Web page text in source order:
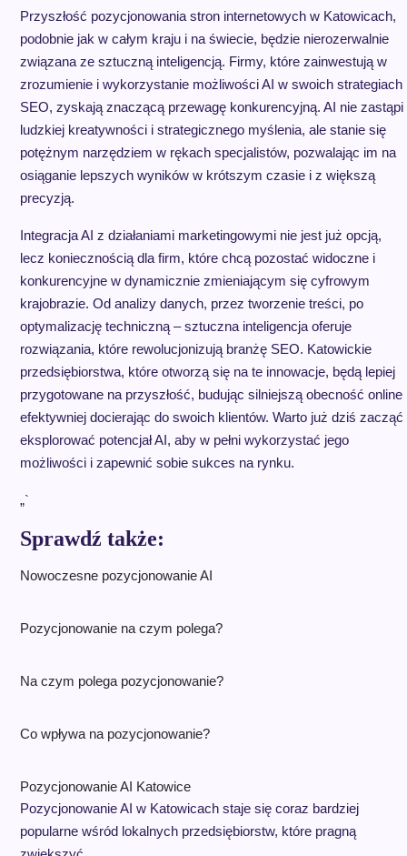
Przyszłość pozycjonowania stron internetowych w Katowicach,
podobnie jak w całym kraju i na świecie, będzie nierozerwalnie
związana ze sztuczną inteligencją. Firmy, które zainwestują w
zrozumienie i wykorzystanie możliwości AI w swoich strategiach
SEO, zyskają znaczącą przewagę konkurencyjną. AI nie zastąpi
ludzkiej kreatywności i strategicznego myślenia, ale stanie się
potężnym narzędziem w rękach specjalistów, pozwalając im na
osiąganie lepszych wyników w krótszym czasie i z większą
precyzją.
Integracja AI z działaniami marketingowymi nie jest już opcją,
lecz koniecznością dla firm, które chcą pozostać widoczne i
konkurencyjne w dynamicznie zmieniającym się cyfrowym
krajobrazie. Od analizy danych, przez tworzenie treści, po
optymalizację techniczną – sztuczna inteligencja oferuje
rozwiązania, które rewolucjonizują branżę SEO. Katowickie
przedsiębiorstwa, które otworzą się na te innowacje, będą lepiej
przygotowane na przyszłość, budując silniejszą obecność online
efektywniej docierając do swoich klientów. Warto już dziś zacząć
eksplorować potencjał AI, aby w pełni wykorzystać jego
możliwości i zapewnić sobie sukces na rynku.
„`
Sprawdź także:
Nowoczesne pozycjonowanie AI
Pozycjonowanie na czym polega?
Na czym polega pozycjonowanie?
Co wpływa na pozycjonowanie?
Pozycjonowanie AI Katowice
Pozycjonowanie AI w Katowicach staje się coraz bardziej
popularne wśród lokalnych przedsiębiorstw, które pragną